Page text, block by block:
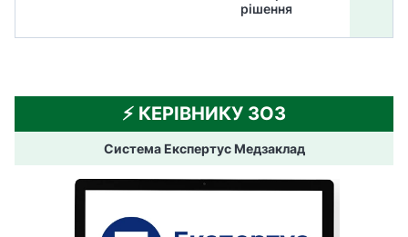
рішення
⚡️ КЕРІВНИКУ ЗОЗ
Система Експертус Медзаклад